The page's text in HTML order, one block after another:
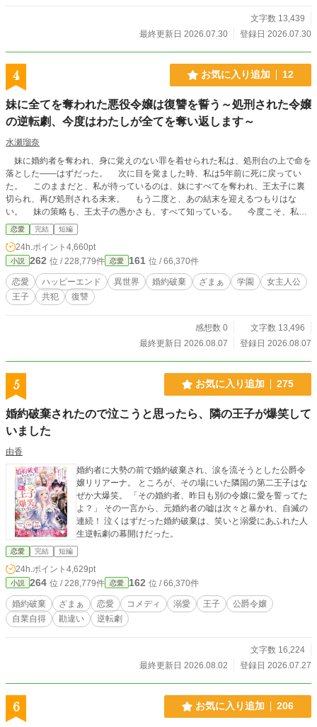
文字数 13,439
最終更新日 2026.07.30
登録日 2026.07.30
4 お気に入り追加 12
妹に全てを奪われた悪役令嬢は復讐を誓う～処刑された令嬢
の逆転劇、今度はわたしが全てを奪い返します～
水瀬瑠奈
妹に婚約者を奪われ、身に覚えのない罪を着せられた私は、処刑台の上で命を
落とした――はずだった。 次に目を覚ました時、私は5年前に死に戻ってい
た。 このままだと、私が待っているのは、妹にすべてを奪われ、王太子に裏
切られ、再び処刑される未来。 もう二度と、あの結末を迎えるつもりはな
い。 妹の策略も、王太子の愚かさも、すべて知っている。 今度こそ、私自
身の手で未来を変えてみせる。 目指すは妹を凌駕する大悪女。 愛する人を
奪われ、人生を踏みにじられるなんてまっぴらよ。 誰にも利用されない人生
を送ってみせる。そして、妹に復讐をしてみせるのよ―― そんな私の前に現
れたのは、王太子の兄であり、不遇の王子と呼ばれるサフィール殿下だった。
「君の復讐を手伝おう。その代わり、俺の願いも叶えてくれないか？」 彼が望
むのは、愚かな弟を王座から引きずり下ろすこと。 互いの目的のために結ば
れた、秘密の協力関係。 復讐のためなら何も恐れないはずだった。そう決め
て、失った人生を取り戻し、本当の幸せを見つけるまでの物語。 ※前タイトル
恋愛 完結 短編
24h.ポイント 4,660pt
小説 262 位 / 228,779件 恋愛 161 位 / 66,370件
恋愛 ハッピーエンド 異世界 婚約破棄 ざまぁ 学園
女主人公
王子
共犯 復讐
感想数 0
文字数 13,496
最終更新日 2026.08.07
登録日 2026.08.07
5 お気に入り追加 275
婚約破棄されたので泣こうと思ったら、隣の王子が爆笑して
いました
由香
婚約者に大勢の前で婚約破棄され、涙を流そうとした公爵令
嬢リリアーナ。 ところが、その場にいた隣国の第二王子はな
ぜか大爆笑。 「その婚約者、昨日も別の令嬢に愛を誓ってた
よ？」 その一言から、元婚約者の嘘は次々と暴かれ、自滅の
連続！ 泣くはずだった婚約破棄は、笑いと溺愛にあふれた人
生逆転劇の幕開けだった。
恋愛 完結 短編
24h.ポイント 4,629pt
小説 264 位 / 228,779件 恋愛 162 位 / 66,370件
婚約破棄 ざまぁ 恋愛 コメディ 溺愛 王子
公爵令嬢
自業自得
勘違い 逆転劇
文字数 16,224
最終更新日 2026.08.02
登録日 2026.07.27
6 お気に入り追加 206